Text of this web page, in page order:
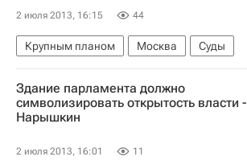
2 июля 2013, 16:15 44
Крупным планом Москва
Суды
Сергей Полонский
Александр Лебедев
Россия
Аналитика – РИА Недвижимость
Здание парламента должно
символизировать открытость власти -
Нарышкин
2 июля 2013, 16:01 11